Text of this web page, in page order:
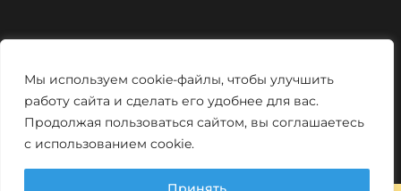
Мы используем cookie-файлы, чтобы улучшить
работу сайта и сделать его удобнее для вас.
Продолжая пользоваться сайтом, вы соглашаетесь
с использованием cookie.
Политика конфиденциальности
Мощно и креативно отMonstro-studio